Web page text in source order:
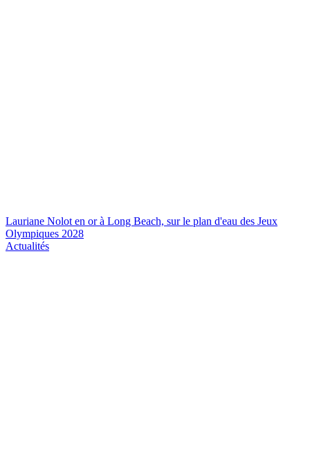
Lauriane Nolot en or à Long Beach, sur le plan d'eau des Jeux
Olympiques 2028
Actualités